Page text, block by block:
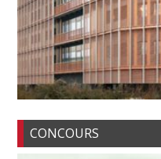
CONCOURS